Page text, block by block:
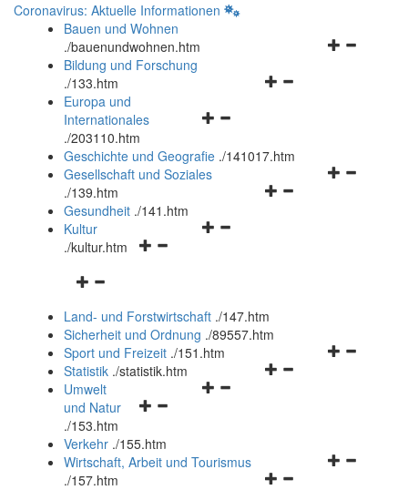
Coronavirus: Aktuelle Informationen
Bauen und Wohnen
./bauenundwohnen.htm
Navigationsmenü
Bildung und Forschung
./133.htm
Navigationsmenü
und
schließen
Europa und
Internationales
./203110.htm
Geschichte und Geografie ./141017.htm
Navigationsmenü
Gesellschaft und Soziales
./139.htm
Navigationsmenü
Gesundheit ./141.htm
Navigationsmenü
Kultur
./kultur.htm
Navigationsmenü
und
schließen
Land- und Forstwirtschaft ./147.htm
Sicherheit und Ordnung ./89557.htm
Navigationsmenü
Sport und Freizeit ./151.htm
Navigationsmenü
Statistik ./statistik.htm
Navigationsmenü
und
schließen
Umwelt
und Natur
./153.htm
Verkehr ./155.htm
Navigationsmenü
Wirtschaft, Arbeit und Tourismus
./157.htm